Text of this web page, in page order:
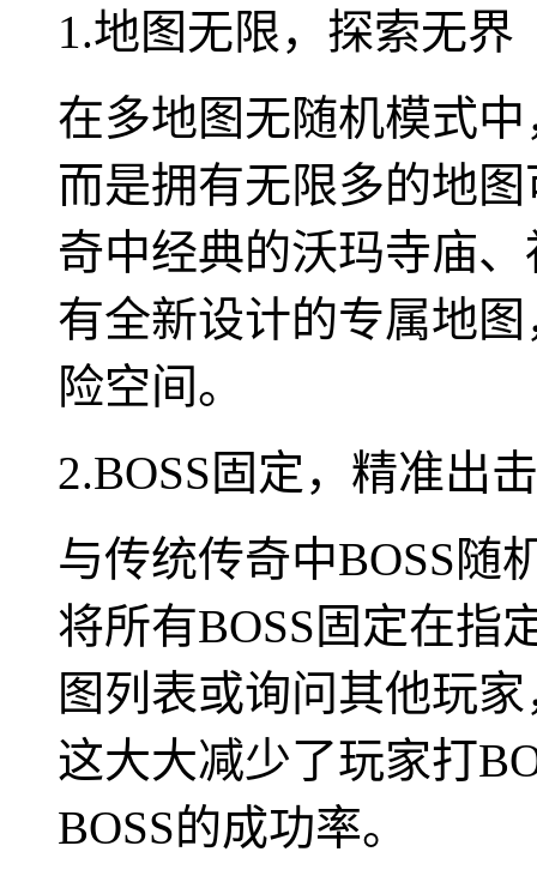
1.地图无限，探索无界
在多地图无随机模式
而是拥有无限多的地
奇中经典的沃玛寺庙
有全新设计的专属地
险空间。
2.BOSS固定，精准出击
与传统传奇中BOSS随
将所有BOSS固定在指
图列表或询问其他玩
这大大减少了玩家打
BOSS的成功率。